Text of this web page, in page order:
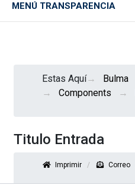
MENÚ TRANSPARENCIA
Estas Aquí Bulma
Components
Titulo Entrada
Imprimir Correo